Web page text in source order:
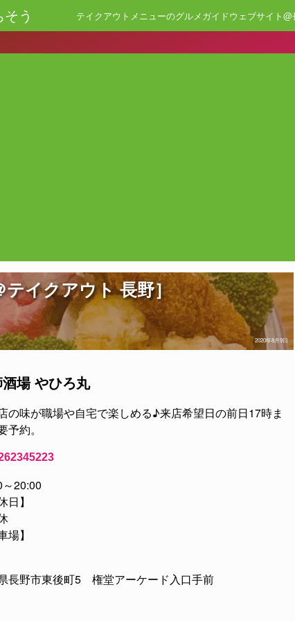
う テイクアウトメニューのグルメガイドウェブサイト
イクアウト 長野］
2020年8月9日
場 やひろ丸
の味が職場や自宅で楽しめる♪来店希望日の前日17時ま
予約。
20:00
日】
場】
長野市東後町5 権堂アーケード入口手前